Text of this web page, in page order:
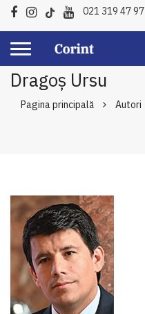
021 319 47 97
Dragoș Ursu
Pagina principală Autori